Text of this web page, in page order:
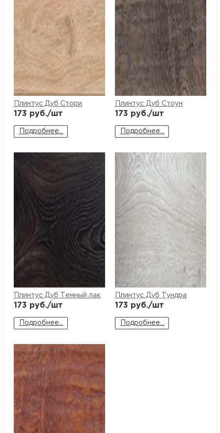
Плинтус Дуб Стори
173 руб./шт
Подробнее...
Плинтус Дуб Стоун
173 руб./шт
Подробнее...
Плинтус Дуб Темный лак
173 руб./шт
Подробнее...
Плинтус Дуб Тундра
173 руб./шт
Подробнее...